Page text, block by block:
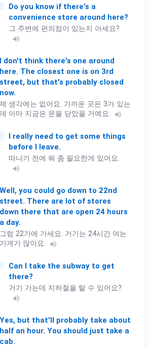
Do you know if there's a
convenience store around here?
그 주변에 편의점이 있는지 아세요?
volume_up
I don't think there's one around
here. The closest one is on 3rd
street, but that's probably closed
now.
제 생각에는 없어요. 가까운 곳은 3가 있는
데 아마 지금은 문을 닫았을 거예요.
volume_up
I really need to get some things
before I leave.
떠나기 전에 뭐 좀 필요한게 있어요.
volume_up
Well, you could go down to 22nd
street. There are lot of stores
down there that are open 24 hours
a day.
그럼 22가에 가세요. 거기는 24시간 여는
가게가 많아요.
volume_up
Can I take the subway to get
there?
거기 가는데 지하철을 탈 수 있어요?
volume_up
Yes, but that'll probably take about
half an hour. You should just take a
cab.